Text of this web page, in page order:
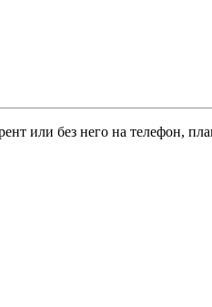
или без него на телефон,